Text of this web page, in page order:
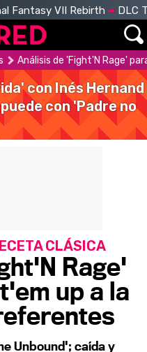
Fantasy VII Rebirth DLC
Análisis de 'Fight'N Rage'
con Inés Hernand
con 'Padre no
Unbound'; caída y
Rage'
up a la
CLÁSICA